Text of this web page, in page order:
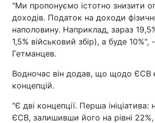
"Ми пропонуємо істотно знизити
доходів. Податок на доходи
наполовину. Наприклад, зараз
1,5% військовий збір), а буде 10%",
Гетманцев.
Водночас він додав, що щодо ЄСВ
концепцій.
"Є дві концепції. Перша ініціатива:
ЄСВ, залишивши його на рівні